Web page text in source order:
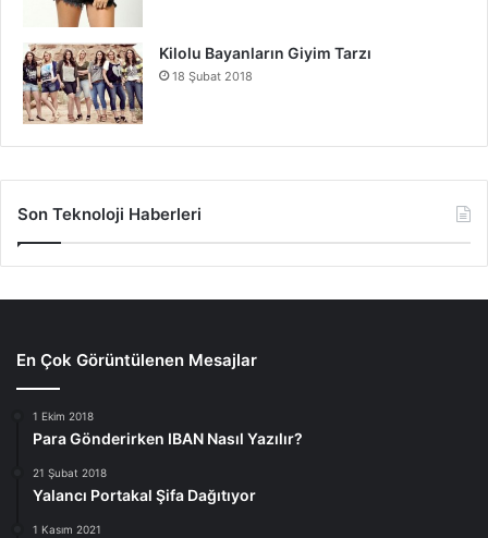
Kilolu Bayanların Giyim Tarzı
18 Şubat 2018
Son Teknoloji Haberleri
En Çok Görüntülenen Mesajlar
1 Ekim 2018
Para Gönderirken IBAN Nasıl Yazılır?
21 Şubat 2018
Yalancı Portakal Şifa Dağıtıyor
1 Kasım 2021